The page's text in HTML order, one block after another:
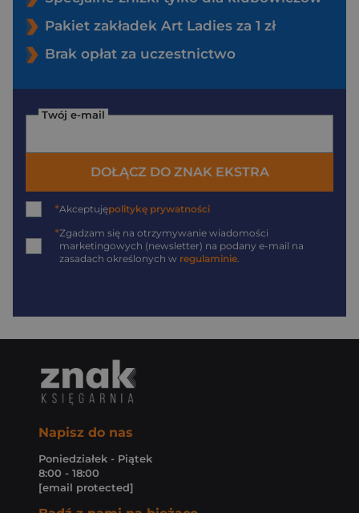
Pakiet zakładek Art Ladies za 1 zł
Brak opłat za uczestnictwo
Twój e-mail
DOŁĄCZ DO ZNAK EKSTRA
*Akceptujępolitykę prywatności
*Zgadzam się na otrzymywanie wiadomości
marketingowych (newsletter) na podany e-mail na
zasadach określonych w regulaminie
Napisz do nas
Poniedziałek - Piątek
8:00 - 18:00
[email protected]